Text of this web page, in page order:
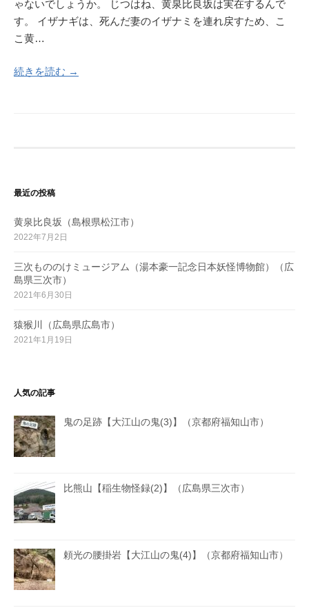
ゃないでしょうか。 じつはね、黄泉比良坂は実在するんで
す。 イザナギは、死んだ妻のイザナミを連れ戻すため、こ
こ黄…
続きを読む →
最近の投稿
黄泉比良坂（島根県松江市）
2022年7月2日
三次もののけミュージアム（湯本豪一記念日本妖怪博物館）（広
島県三次市）
2021年6月30日
猿猴川（広島県広島市）
2021年1月19日
人気の記事
鬼の足跡【大江山の鬼(3)】（京都府福知山市）
比熊山【稲生物怪録(2)】（広島県三次市）
頼光の腰掛岩【大江山の鬼(4)】（京都府福知山市）